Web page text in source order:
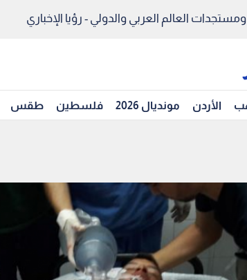
ومستجدات العالم العربي والدولي - رؤيا الإخباري
الأردن مونديال 2026 فلسطين طقس